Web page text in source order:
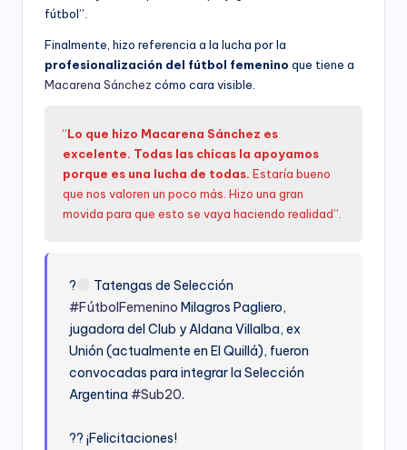
fútbol”.
Finalmente, hizo referencia a la lucha por la
profesionalización del fútbol femenino que tiene a
Macarena Sánchez cómo cara visible.
“Lo que hizo Macarena Sánchez es
excelente. Todas las chicas la apoyamos
porque es una lucha de todas. Estaría bueno
que nos valoren un poco más. Hizo una gran
movida para que esto se vaya haciendo realidad”.
?
Tatengas de Selección
#FútbolFemenino Milagros Pagliero,
jugadora del Club y Aldana Villalba, ex
Unión (actualmente en El Quillá), fueron
convocadas para integrar la Selección
Argentina#Sub20.
?? ¡Felicitaciones!